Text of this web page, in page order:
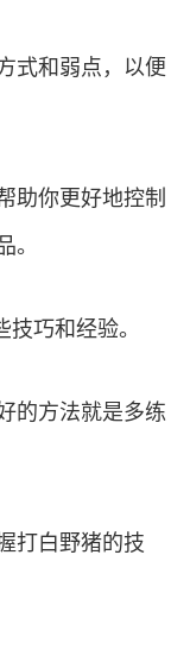
式和弱点，以便
助你更好地控制
。
巧和经验。
的方法就是多练
打白野猪的技